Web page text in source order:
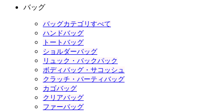
バッグ
バッグカテゴリすべて
ハンドバッグ
トートバッグ
ショルダーバッグ
リュック・バックパック
ボディバッグ・サコッシュ
クラッチ・パーティバッグ
カゴバッグ
クリアバッグ
ファーバッグ